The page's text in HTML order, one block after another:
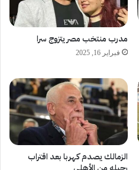
مدرب منتخب مصر يتزوج سرا
فبراير 16, 2025
الزمالك يصدم كهربا بعد اقتراب